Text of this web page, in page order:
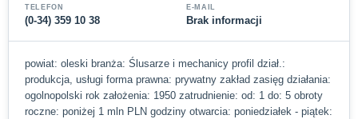
TELEFON
(0-34) 359 10 38
E-MAIL
Brak informacji
powiat: oleski branża: Ślusarze i mechanicy profil dział.:
produkcja, usługi forma prawna: prywatny zakład zasięg działania:
ogolnopolski rok założenia: 1950 zatrudnienie: od: 1 do: 5 obroty
roczne: poniżej 1 mln PLN godziny otwarcia: poniedziałek - piątek: